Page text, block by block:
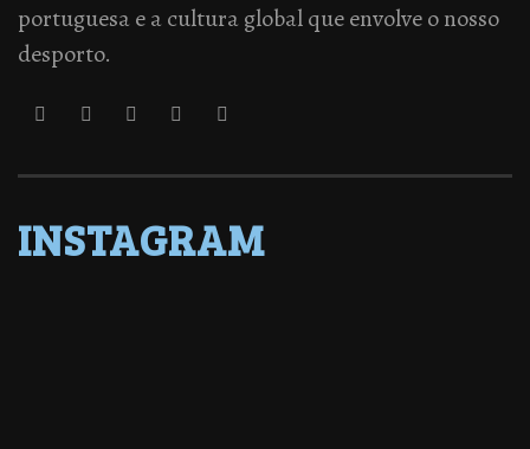
portuguesa e a cultura global que envolve o nosso
desporto.
INSTAGRAM